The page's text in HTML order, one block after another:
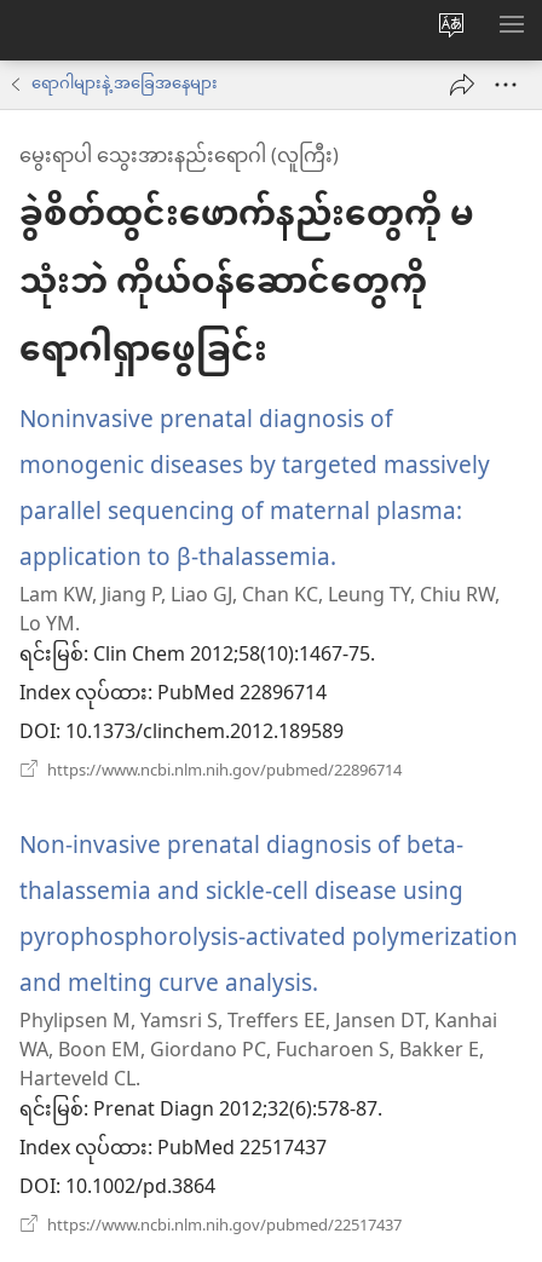
ဝ
က်
ဘာသာစ
ရောဂါများနဲ့ အခြေအနေများ
မွေးရာပါ သွေးအားနည်းရောဂါ (လူကြီး)
ခွဲစိတ်ထွင်းဖောက်နည်းတွေကို မ
သုံးဘဲ ကိုယ်ဝန်ဆောင်တွေကို
ရောဂါရှာဖွေခြင်း
Noninvasive prenatal diagnosis of
monogenic diseases by targeted massively
parallel sequencing of maternal plasma:
application to β-thalassemia.
အသစ်
ဖွ
နေ
ပါ
တယ်)
Lam KW, Jiang P, Liao GJ, Chan KC, Leung TY, Chiu RW,
Lo YM.
ရင်းမြစ်‎: Clin Chem 2012;58(10):1467-75.
Index လုပ်ထား‎: PubMed 22896714
DOI‎: 10.1373/clinchem.2012.189589
https://www.ncbi.nlm.nih.gov/pubmed/22896714
င့်
နေ
တယ်)
Non-invasive prenatal diagnosis of beta-
thalassemia and sickle-cell disease using
pyrophosphorolysis-activated polymerization
and melting curve analysis.
အသစ်
င့်
ပါ
Phylipsen M, Yamsri S, Treffers EE, Jansen DT, Kanhai
WA, Boon EM, Giordano PC, Fucharoen S, Bakker E,
Harteveld CL.
ရင်းမြစ်‎: Prenat Diagn 2012;32(6):578-87.
Index လုပ်ထား‎: PubMed 22517437
DOI‎: 10.1002/pd.3864
https://www.ncbi.nlm.nih.gov/pubmed/22517437